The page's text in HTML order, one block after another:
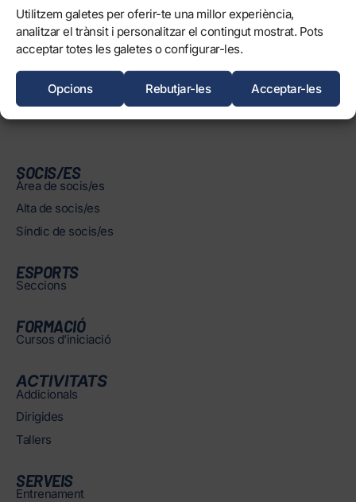
Utilitzem galetes per oferir-te una millor experiència,
analitzar el trànsit i personalitzar el contingut mostrat. Pots
acceptar totes les galetes o configurar-les.
Acceptar-les
Rebutjar-les
Opcions
Objectius de Desenvolupament Sostenible
INSTAL·LACIONS
Piscines
Normatives
SOCIS/ES
Àrea de socis/es
Alta de socis/es
Síndic de socis/es
ESPORTS
Seccions
FORMACIÓ
Cursos d’iniciació
ACTIVITATS
Addicionals
Dirigides
Tallers
SERVEIS
Entrenament